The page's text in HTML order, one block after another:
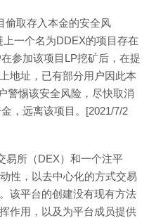
偷取存入本金的安全风
一个名为DDEX的项目存在
参加该项目LP挖矿后，在提
地址，已有部分用户因此本
警惕该安全风险，尽快取消
，远离该项目。[2021/7/2
易所（DEX）和一个注平
性，以去中心化的方式交易
该平台的创建没有现有方法
作用，以及为平台成员提供